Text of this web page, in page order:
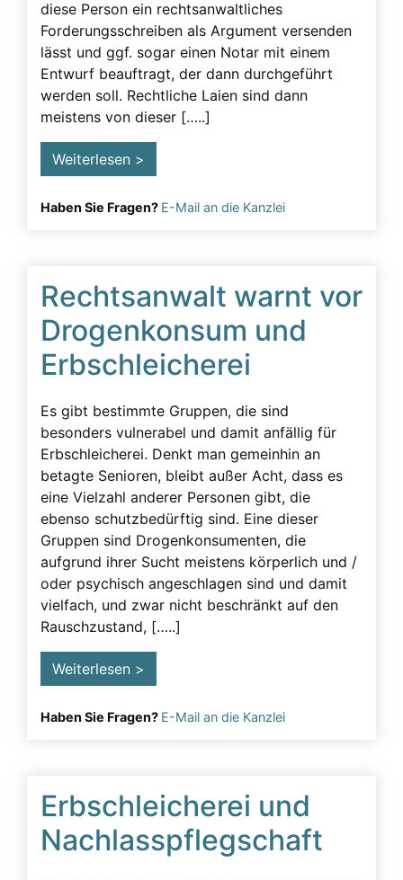
diese Person ein rechtsanwaltliches
Forderungsschreiben als Argument versenden
lässt und ggf. sogar einen Notar mit einem
Entwurf beauftragt, der dann durchgeführt
werden soll. Rechtliche Laien sind dann
meistens von dieser […..]
Weiterlesen >
Haben Sie Fragen? E-Mail an die Kanzlei
Rechtsanwalt warnt vor
Drogenkonsum und
Erbschleicherei
Es gibt bestimmte Gruppen, die sind
besonders vulnerabel und damit anfällig für
Erbschleicherei. Denkt man gemeinhin an
betagte Senioren, bleibt außer Acht, dass es
eine Vielzahl anderer Personen gibt, die
ebenso schutzbedürftig sind. Eine dieser
Gruppen sind Drogenkonsumenten, die
aufgrund ihrer Sucht meistens körperlich und /
oder psychisch angeschlagen sind und damit
vielfach, und zwar nicht beschränkt auf den
Rauschzustand, […..]
Weiterlesen >
Haben Sie Fragen? E-Mail an die Kanzlei
Erbschleicherei und
Nachlasspflegschaft